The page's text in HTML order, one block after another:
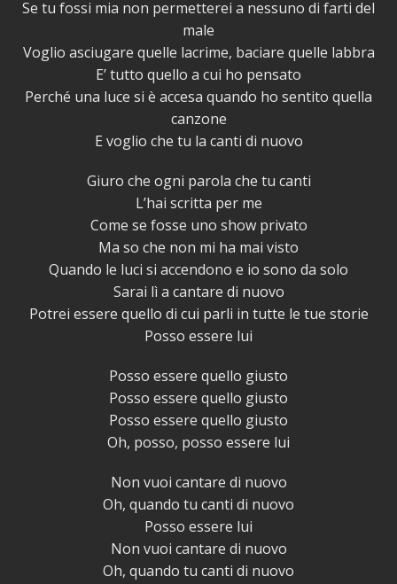
Se tu fossi mia non permetterei a nessuno di farti del
male
Voglio asciugare quelle lacrime, baciare quelle labbra
E’ tutto quello a cui ho pensato
Perché una luce si è accesa quando ho sentito quella
canzone
E voglio che tu la canti di nuovo
Giuro che ogni parola che tu canti
L’hai scritta per me
Come se fosse uno show privato
Ma so che non mi ha mai visto
Quando le luci si accendono e io sono da solo
Sarai lì a cantare di nuovo
Potrei essere quello di cui parli in tutte le tue storie
Posso essere lui
Posso essere quello giusto
Posso essere quello giusto
Posso essere quello giusto
Oh, posso, posso essere lui
Non vuoi cantare di nuovo
Oh, quando tu canti di nuovo
Posso essere lui
Non vuoi cantare di nuovo
Oh, quando tu canti di nuovo